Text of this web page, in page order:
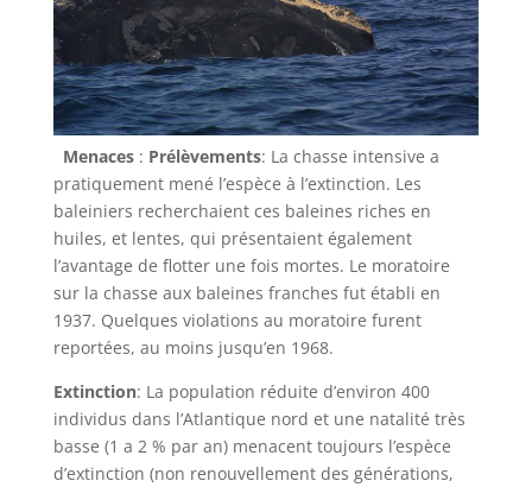
Menaces : Prélèvements: La chasse intensive a
pratiquement mené l’espèce à l’extinction. Les
baleiniers recherchaient ces baleines riches en
huiles, et lentes, qui présentaient également
l’avantage de flotter une fois mortes. Le moratoire
sur la chasse aux baleines franches fut établi en
1937. Quelques violations au moratoire furent
reportées, au moins jusqu’en 1968.
Extinction: La population réduite d’environ 400
individus dans l’Atlantique nord et une natalité très
basse (1 a 2 % par an) menacent toujours l’espèce
d’extinction (non renouvellement des générations,